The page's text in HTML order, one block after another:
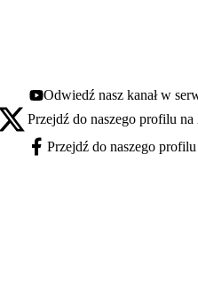
Youtube - otwiera się w nowej karcie
Odwiedź nasz kanał w
X - otwiera się w nowej karcie
Przejdź do naszego profilu
Facebook - otwiera się w nowej karcie
Przejdź do naszego